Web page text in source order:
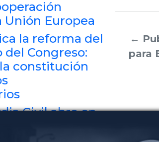
←
para
Unión Europea
la reforma del
Congreso:
constitución
Civil abre en